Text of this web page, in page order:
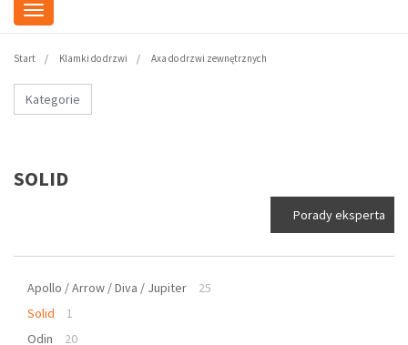
Start Klamki do drzwi Axa do drzwi zewnętrznych
Kategorie
SOLID
Porady eksperta
Apollo / Arrow / Diva / Jupiter
25
Solid
1
Odin
20